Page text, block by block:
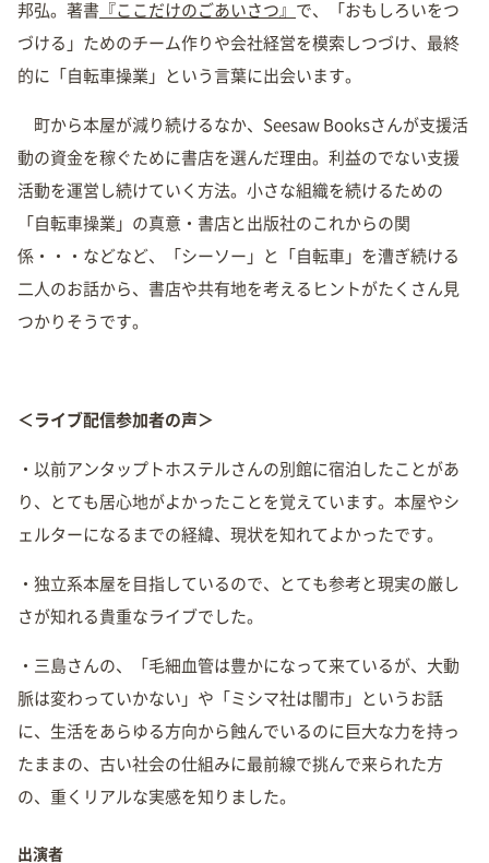
邦弘。著書 『ここだけのごあいさつ』 で、「おもしろいをつ
づける」ためのチーム作りや会社経営を模索しつづけ、最終
的に「自転車操業」という言葉に出会います。
町から本屋が減り続けるなか、Seesaw Booksさんが支援活
動の資金を稼ぐために書店を選んだ理由。利益のでない支援
活動を運営し続けていく方法。小さな組織を続けるための
「自転車操業」の真意・書店と出版社のこれからの関
係・・・などなど、「シーソー」と「自転車」を漕ぎ続ける
二人のお話から、書店や共有地を考えるヒントがたくさん見
つかりそうです。
＜ライブ配信参加者の声＞
・以前アンタップトホステルさんの別館に宿泊したことがあ
り、とても居心地がよかったことを覚えています。本屋やシ
ェルターになるまでの経緯、現状を知れてよかったです。
・独立系本屋を目指しているので、とても参考と現実の厳し
さが知れる貴重なライブでした。
・三島さんの、「毛細血管は豊かになって来ているが、大動
脈は変わっていかない」や「ミシマ社は闇市」というお話
に、生活をあらゆる方向から蝕んでいるのに巨大な力を持っ
たままの、古い社会の仕組みに最前線で挑んで来られた方
の、重くリアルな実感を知りました。
出演者